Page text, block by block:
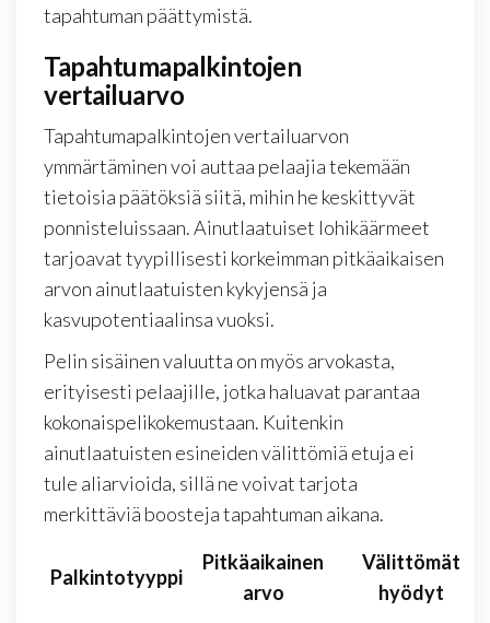
tapahtuman päättymistä.
Tapahtumapalkintojen
vertailuarvo
Tapahtumapalkintojen vertailuarvon
ymmärtäminen voi auttaa pelaajia tekemään
tietoisia päätöksiä siitä, mihin he keskittyvät
ponnisteluissaan. Ainutlaatuiset lohikäärmeet
tarjoavat tyypillisesti korkeimman pitkäaikaisen
arvon ainutlaatuisten kykyjensä ja
kasvupotentiaalinsa vuoksi.
Pelin sisäinen valuutta on myös arvokasta,
erityisesti pelaajille, jotka haluavat parantaa
kokonaispelikokemustaan. Kuitenkin
ainutlaatuisten esineiden välittömiä etuja ei
tule aliarvioida, sillä ne voivat tarjota
merkittäviä boosteja tapahtuman aikana.
Palkintotyyppi
Pitkäaikainen
arvo
Välittömät
hyödyt